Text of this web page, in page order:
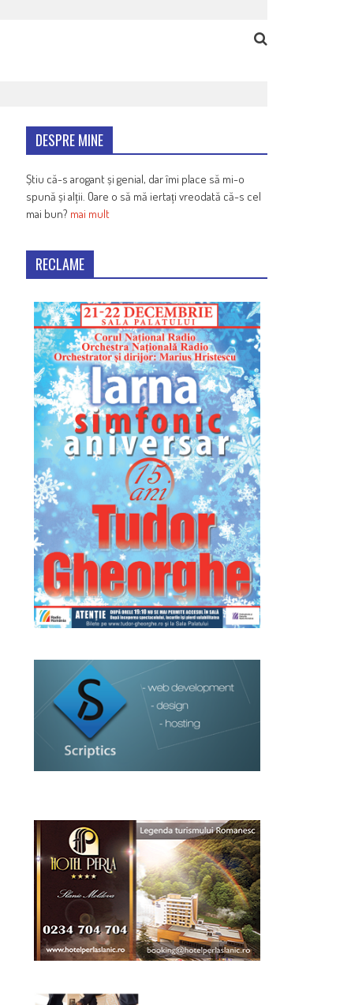
DESPRE MINE
Știu că-s arogant și genial, dar îmi place să mi-o
spună și alții. Oare o să mă iertați vreodată că-s cel
mai bun? mai mult
RECLAME